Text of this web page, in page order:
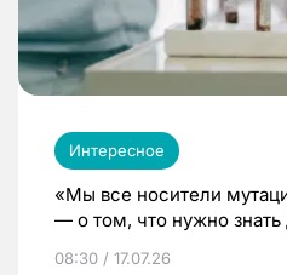
Интересное
«Мы все носители
— о том, что нужно
08:30 / 17.07.26